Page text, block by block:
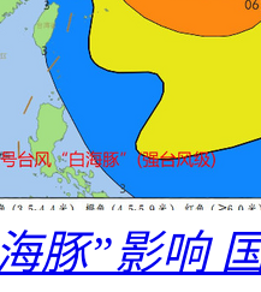
豚”影响